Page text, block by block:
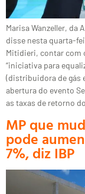
Marisa Wanzeller, da
disse nesta quarta-
Mitidieri, contar com
“iniciativa para
(distribuidora de gás
abertura do evento
as taxas de retorno
MP que
pode
7%, diz IBP